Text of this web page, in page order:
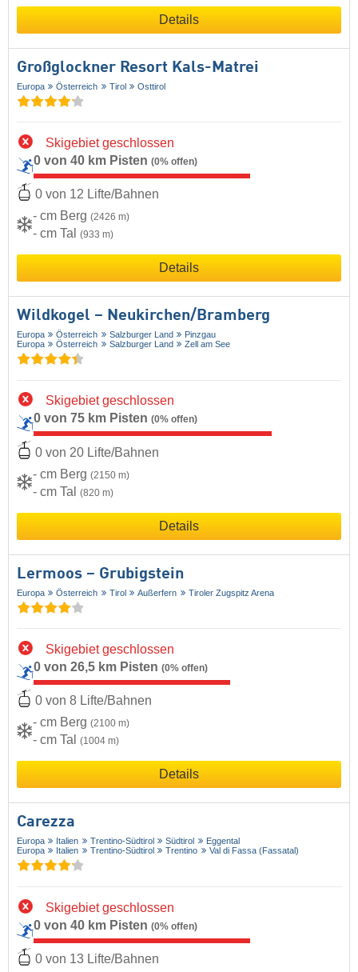
Details
Großglockner Resort Kals-Matrei
Europa Österreich Tirol Osttirol
Skigebiet geschlossen
0 von 40 km Pisten (0% offen)
0 von 12 Lifte/Bahnen
- cm Berg (2426 m)
- cm Tal (933 m)
Details
Wildkogel – Neukirchen/​Bramberg
Europa Österreich Salzburger Land
Pinzgau
Europa
Österreich Salzburger Land Zell am See
Skigebiet geschlossen
0 von 75 km Pisten (0% offen)
0 von 20 Lifte/Bahnen
- cm Berg (2150 m)
- cm Tal (820 m)
Details
Lermoos – Grubigstein
Europa Österreich Tirol Außerfern Tiroler Zugspitz Arena
Skigebiet geschlossen
0 von 26,5 km Pisten (0% offen)
0 von 8 Lifte/Bahnen
- cm Berg (2100 m)
- cm Tal (1004 m)
Details
Carezza
Europa Italien Trentino-Südtirol Südtirol
Eggental
Europa
Italien Trentino-Südtirol Trentino Val di Fassa (Fassatal)
Skigebiet geschlossen
0 von 40 km Pisten (0% offen)
0 von 13 Lifte/Bahnen